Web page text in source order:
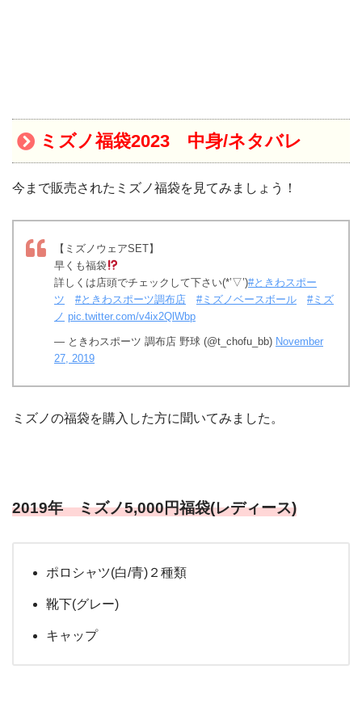
ミズノ福袋2023 中身/ネタバレ
今まで販売されたミズノ福袋を見てみましょう！
【ミズノウェアSET】
早くも福袋
詳しくは店頭でチェックして下さい(*’▽’)#ときわスポー
ツ
#ときわスポーツ調布店 #ミズノベースボール
#ミズ
ノ pic.twitter.com/v4ix2QlWbp
— ときわスポーツ 調布店 野球 (@t_chofu_bb) November
27, 2019
ミズノの福袋を購入した方に聞いてみました。
2019年 ミズノ5,000円福袋(レディース)
ポロシャツ(白/青)２種類
靴下(グレー)
キャップ